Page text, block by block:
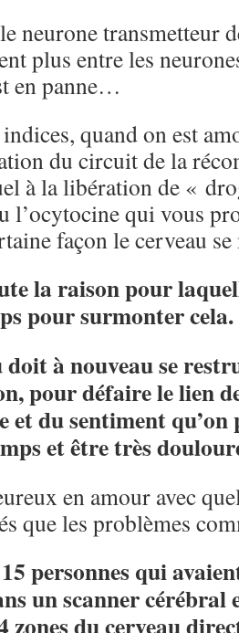
neurone transmetteur
plus entre les
en panne…
quand on est
du circuit de la
à la libération de «
l’ocytocine qui vous
façon le cerveau
la raison pour
pour surmonter cela.
doit à nouveau se
pour défaire le lien
et du sentiment qu’on
et être très
en amour avec
que les problèmes
personnes qui
un scanner cérébral
zones du cerveau